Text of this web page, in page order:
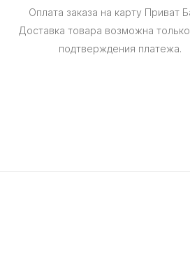
Оплата заказа на карту Приват
Доставка товара возможна
подтверждения платежа.